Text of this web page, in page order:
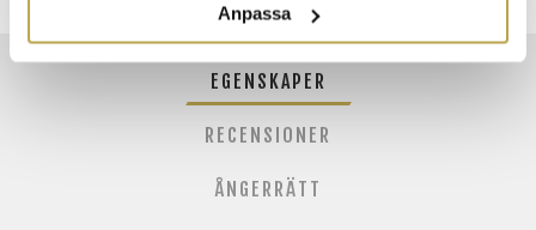
Anpassa
EGENSKAPER
RECENSIONER
ÅNGERRÄTT